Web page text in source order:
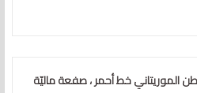
الموريتاني خط أحمر ، صفعة ماليّة